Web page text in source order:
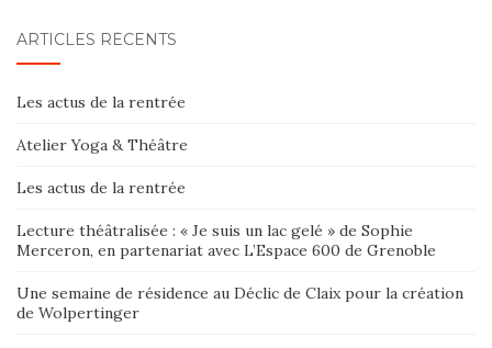
ARTICLES RÉCENTS
Les actus de la rentrée
Atelier Yoga & Théâtre
Les actus de la rentrée
Lecture théâtralisée : « Je suis un lac gelé » de Sophie
Merceron, en partenariat avec L’Espace 600 de Grenoble
Une semaine de résidence au Déclic de Claix pour la création
de Wolpertinger